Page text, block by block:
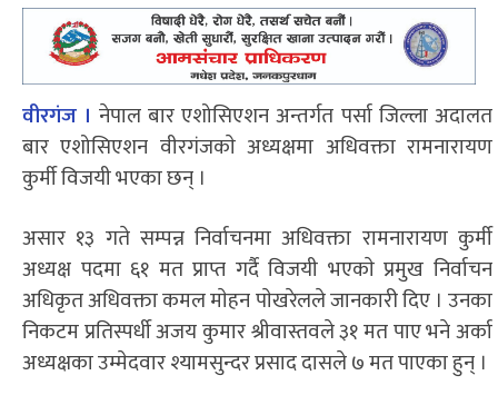
वीरगंज । नेपाल बार एशोसिएशन अन्तर्गत पर्सा जिल्ला अदालत
बार एशोसिएशन वीरगंजकाे अध्यक्षमा अधिवक्ता रामनारायण
कुर्मी विजयी भएका छन् ।
असार १३ गते सम्पन्न निर्वाचनमा अधिवक्ता रामनारायण कुर्मी
अध्यक्ष पदमा ६१ मत प्राप्त गर्दै विजयी भएकाे प्रमुख निर्वाचन
अधिकृत अधिवक्ता कमल माेहन पाेखरेलले जानकारी दिए । उनका
निकटम प्रतिस्पर्धी अजय कुमार श्रीवास्तवले ३१ मत पाए भने अर्का
अध्यक्षका उम्मेदवार श्यामसुन्दर प्रसाद दासले ७ मत पाएका हुन् ।